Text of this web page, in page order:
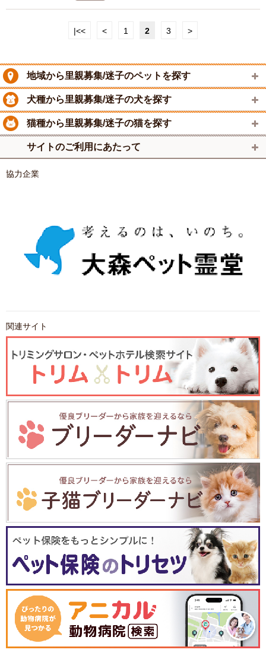
|<< < 1 2 3 >
地域から里親募集/迷子のペットを探す
犬種から里親募集/迷子の犬を探す
猫種から里親募集/迷子の猫を探す
サイトのご利用にあたって
協力企業
関連サイト